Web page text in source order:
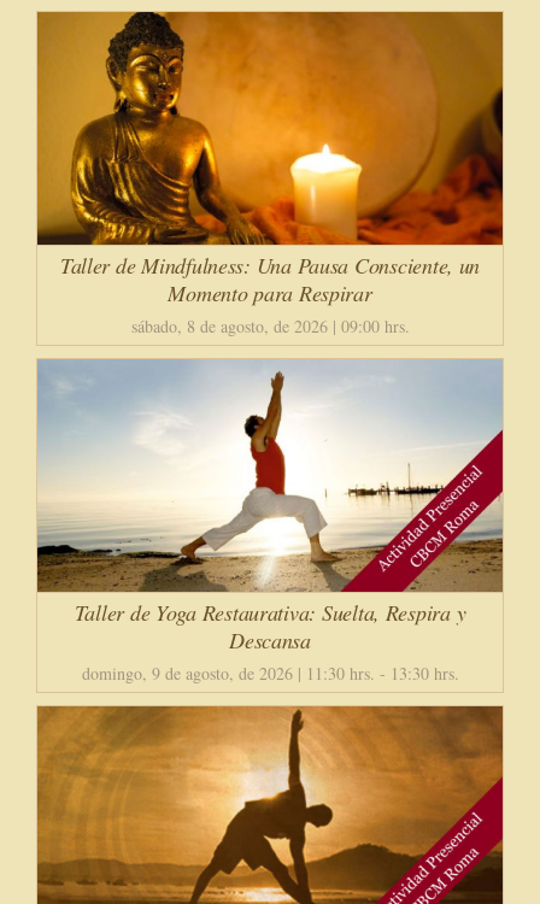
Taller de Mindfulness: Una Pausa Consciente, un
Momento para Respirar
sábado, 8 de agosto, de 2026 | 09:00 hrs.
Taller de Yoga Restaurativa: Suelta, Respira y
Descansa
domingo, 9 de agosto, de 2026 | 11:30 hrs. - 13:30 hrs.